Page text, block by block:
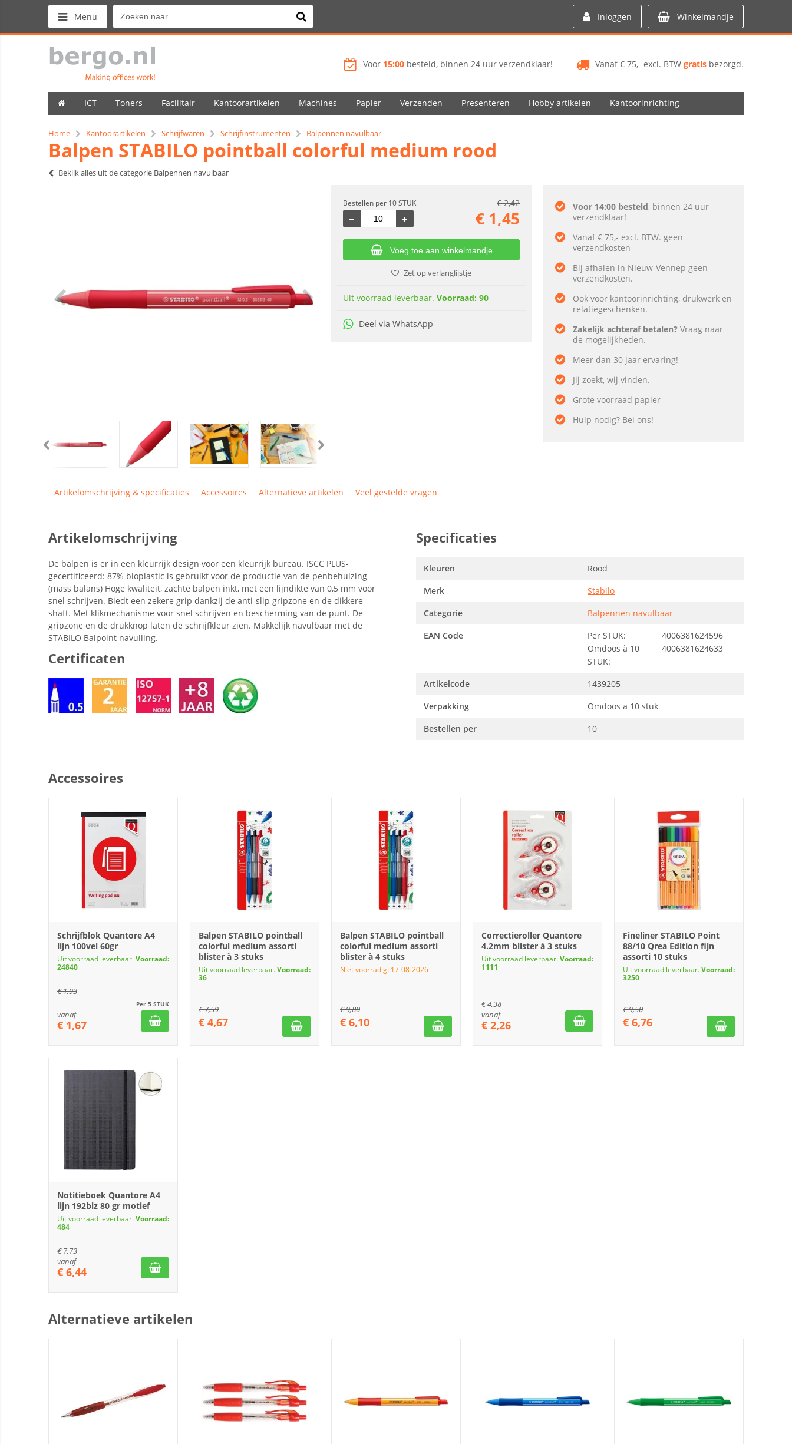
Menu Inloggen Winkelmandje
Vanaf € 75,- excl. BTW gratis bezorgd.
Voor 15:00 besteld, binnen 24 uur verzendklaar!
ICT Toners Facilitair Kantoorartikelen Machines Papier Verzenden Presenteren Hobby artikelen Kantoorinrichting
Home Kantoorartikelen Schrijfwaren Schrijfinstrumenten Balpennen navulbaar
Balpen STABILO pointball colorful medium rood
Bekijk alles uit de categorie Balpennen navulbaar
Bestellen per 10 STUK €2,42
€ 1,45
Voeg toe aan winkelmandje
Zet op verlanglijstje
Uit voorraad leverbaar. Voorraad: 90
Deel via WhatsApp
Voor 14:00 besteld, binnen 24 uur
verzendklaar!
Vanaf € 75,- excl. BTW. geen
verzendkosten
Bij afhalen in Nieuw-Vennep geen
verzendkosten.
Ook voor kantoorinrichting, drukwerk en
relatiegeschenken.
Zakelijk achteraf betalen? Vraag naar
de mogelijkheden.
Meer dan 30 jaar ervaring!
Jij zoekt, wij vinden.
Grote voorraad papier
Hulp nodig? Bel ons!
Artikelomschrijving & specificaties Accessoires Alternatieve artikelen Veel gestelde vragen
Artikelomschrijving
De balpen is er in een kleurrijk design voor een kleurrijk bureau. ISCC PLUS-
gecertificeerd: 87% bioplastic is gebruikt voor de productie van de penbehuizing
(mass balans) Hoge kwaliteit, zachte balpen inkt, met een lijndikte van 0,5 mm voor
snel schrijven. Biedt een zekere grip dankzij de anti-slip gripzone en de dikkere
shaft. Met klikmechanisme voor snel schrijven en bescherming van de punt. De
gripzone en de drukknop laten de schrijfkleur zien. Makkelijk navulbaar met de
STABILO Balpoint navulling.
Certificaten
Specificaties
Kleuren
Rood
Merk
Stabilo
Categorie
Balpennen navulbaar
EAN Code
Per STUK:
4006381624596
Omdoos à 10
STUK:
4006381624633
Artikelcode
1439205
Verpakking
Omdoos a 10 stuk
Bestellen per
10
Accessoires
Schrijfblok Quantore A4
lijn 100vel 60gr
Uit voorraad leverbaar.Voorraad:
24840
€1,93
Per 5 STUK
vanaf
€ 1,67
Balpen STABILO pointball
colorful medium assorti
blister à 3 stuks
Uit voorraad leverbaar.Voorraad:
36
€7,59
€ 4,67
Balpen STABILO pointball
colorful medium assorti
blister à 4 stuks
Niet voorradig: 17-08-2026
€9,80
€ 6,10
Correctieroller Quantore
4.2mm blister á 3 stuks
Uit voorraad leverbaar.Voorraad:
1111
€4,38
vanaf
€ 2,26
Fineliner STABILO Point
88/10 Qrea Edition fijn
assorti 10 stuks
Uit voorraad leverbaar.Voorraad:
3250
€9,50
€ 6,76
Notitieboek Quantore A4
lijn 192blz 80 gr motief
Uit voorraad leverbaar.Voorraad:
484
€7,73
vanaf
€ 6,44
Alternatieve artikelen